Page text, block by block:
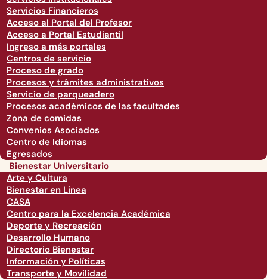
Servicios Financieros
Acceso al Portal del Profesor
Acceso a Portal Estudiantil
Ingreso a más portales
Centros de servicio
Proceso de grado
Procesos y trámites administrativos
Servicio de parqueadero
Procesos académicos de las facultades
Zona de comidas
Convenios Asociados
Centro de Idiomas
Egresados
Bienestar Universitario
Arte y Cultura
Bienestar en Linea
CASA
Centro para la Excelencia Académica
Deporte y Recreación
Desarrollo Humano
Directorio Bienestar
Información y Políticas
Transporte y Movilidad